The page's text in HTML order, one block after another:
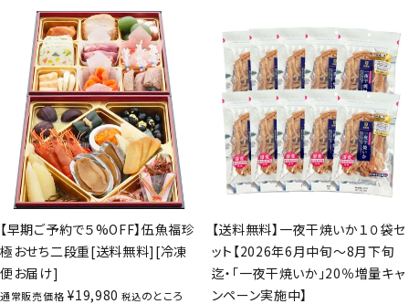
【早期ご予約で５%OFF】伍魚福珍
極おせち二段重[送料無料][冷凍
便お届け]
通常販売価格 ¥19,980 税込のところ
【送料無料】一夜干焼いか１０袋セ
ット【2026年6月中旬～8月下旬
迄・「一夜干焼いか」20％増量キャ
ンペーン実施中】